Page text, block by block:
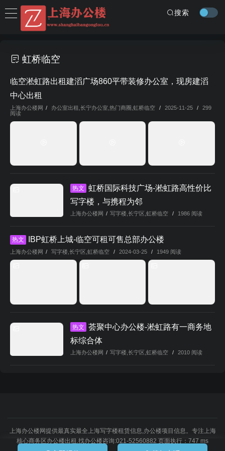
搜索
虹桥临空
临空淞虹路出租建滔广场860平带装修办公室，现房建滔
中心出租
上海办公楼网 / 办公室出租 长宁办公室 热门商圈 虹桥临空 / 2025-11-25 /
299
阅读
热文
虹桥国际科技广场-淞虹路高性价比
写字楼，与携程为邻
上海办公楼网 / 写字楼 长宁区 虹桥临空 / 1986 阅读
热文 IBP虹桥上城-临空可租可售总部办公楼
上海办公楼网 / 写字楼,长宁区 ,虹桥临空 / 2024-03-25 / 1949 阅读
热文
荟聚中心办公楼-淞虹路有一商务地
标综合体
上海办公楼网 / 写字楼 长宁区 虹桥临空 / 2010 阅读
上海办公楼网提供最真实最全上海写字楼租赁信息,办公楼项目信息。专注上海
核心商务区办公楼出租,找办公楼咨询:021-52560882 页面执行：747 ms